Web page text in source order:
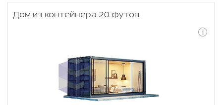
Дом из контейнера 20 футов